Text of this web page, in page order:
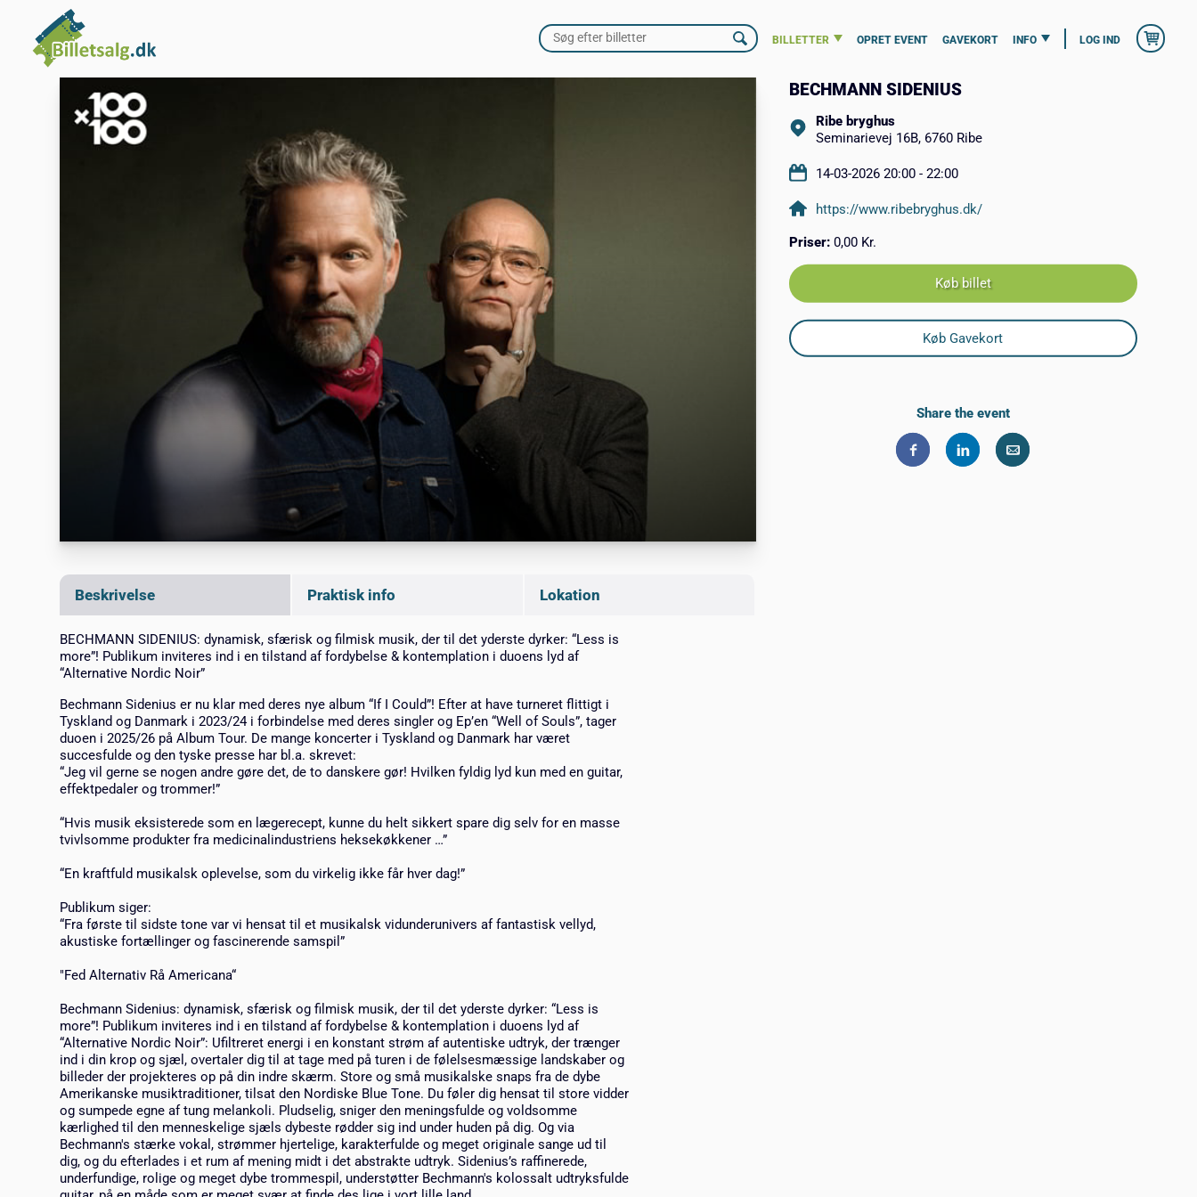
BILLETTER OPRET EVENT GAVEKORT INFO LOG IND
Beskrivelse Praktisk info Lokation
BECHMANN SIDENIUS: dynamisk, sfærisk og filmisk musik, der til det yderste dyrker: “Less is
more”! Publikum inviteres ind i en tilstand af fordybelse & kontemplation i duoens lyd af
“Alternative Nordic Noir”
Bechmann Sidenius er nu klar med deres nye album “If I Could”! Efter at have turneret flittigt i
Tyskland og Danmark i 2023/24 i forbindelse med deres singler og Ep’en “Well of Souls”, tager
duoen i 2025/26 på Album Tour. De mange koncerter i Tyskland og Danmark har været
succesfulde og den tyske presse har bl.a. skrevet:
“Jeg vil gerne se nogen andre gøre det, de to danskere gør! Hvilken fyldig lyd kun med en guitar,
effektpedaler og trommer!”
“Hvis musik eksisterede som en lægerecept, kunne du helt sikkert spare dig selv for en masse
tvivlsomme produkter fra medicinalindustriens heksekøkkener …”
“En kraftfuld musikalsk oplevelse, som du virkelig ikke får hver dag!”
Publikum siger:
“Fra første til sidste tone var vi hensat til et musikalsk vidunderunivers af fantastisk vellyd,
akustiske fortællinger og fascinerende samspil”
"Fed Alternativ Rå Americana“
Bechmann Sidenius: dynamisk, sfærisk og filmisk musik, der til det yderste dyrker: “Less is
more”! Publikum inviteres ind i en tilstand af fordybelse & kontemplation i duoens lyd af
“Alternative Nordic Noir”: Ufiltreret energi i en konstant strøm af autentiske udtryk, der trænger
ind i din krop og sjæl, overtaler dig til at tage med på turen i de følelsesmæssige landskaber og
billeder der projekteres op på din indre skærm. Store og små musikalske snaps fra de dybe
Amerikanske musiktraditioner, tilsat den Nordiske Blue Tone. Du føler dig hensat til store vidder
og sumpede egne af tung melankoli. Pludselig, sniger den meningsfulde og voldsomme
kærlighed til den menneskelige sjæls dybeste rødder sig ind under huden på dig. Og via
Bechmann's stærke vokal, strømmer hjertelige, karakterfulde og meget originale sange ud til
dig, og du efterlades i et rum af mening midt i det abstrakte udtryk. Sidenius’s raffinerede,
underfundige, rolige og meget dybe trommespil, understøtter Bechmann's kolossalt udtryksfulde
BECHMANN SIDENIUS
Ribe bryghus
Seminarievej 16B, 6760 Ribe
14-03-2026 20:00 - 22:00
https://www.ribebryghus.dk/
Priser: 0,00 Kr.
Køb billet
Køb Gavekort
Share the event